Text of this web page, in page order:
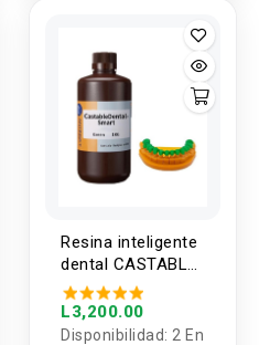
Resina inteligente
dental CASTABLE
UV moldeable
para DLP LCD
Antinsky 1000g
L3,200.00
Disponibilidad: 2 En